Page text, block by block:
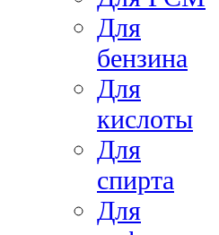
Для
бензина
Для
кислоты
Для
спирта
Для